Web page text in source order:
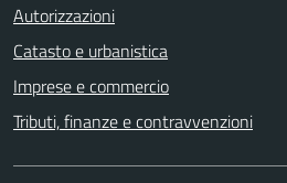
Autorizzazioni
Catasto e urbanistica
Imprese e commercio
Tributi, finanze e contravvenzioni